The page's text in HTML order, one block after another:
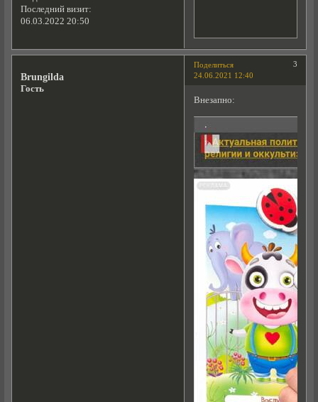
Последний визит:
06.03.2022 20:50
Поделиться
3
24.06.2021 12:40
Brungilda
Гость
Внезапно: